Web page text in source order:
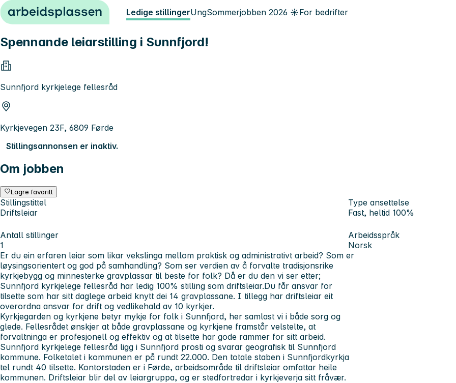
Hopp til innhold Ledige stillingerUngSommerjobben 2026 ☀️For bedrifter
Spennande leiarstilling i Sunnfjord!
Sunnfjord kyrkjelege fellesråd
Kyrkjevegen 23F, 6809 Førde
Stillingsannonsen er inaktiv.
Om jobben
Lagre favoritt
Stillingstittel
Driftsleiar
Type ansettelse
Fast, heltid 100%
Antall stillinger
1
Arbeidsspråk
Norsk
Er du ein erfaren leiar som likar vekslinga mellom praktisk og administrativt arbeid? Som er
løysingsorientert og god på samhandling? Som ser verdien av å forvalte tradisjonsrike
kyrkjebygg og minnesterke gravplassar til beste for folk? Då er du den vi ser etter;
Sunnfjord kyrkjelege fellesråd har ledig 100% stilling som driftsleiar.Du får ansvar for
tilsette som har sitt daglege arbeid knytt dei 14 gravplassane. I tillegg har driftsleiar eit
overordna ansvar for drift og vedlikehald av 10 kyrkjer.
Kyrkjegarden og kyrkjene betyr mykje for folk i Sunnfjord, her samlast vi i både sorg og
glede. Fellesrådet ønskjer at både gravplassane og kyrkjene framstår velstelte, at
forvaltninga er profesjonell og effektiv og at tilsette har gode rammer for sitt arbeid.
Sunnfjord kyrkjelege fellesråd ligg i Sunnfjord prosti og svarar geografisk til Sunnfjord
kommune. Folketalet i kommunen er på rundt 22.000. Den totale staben i Sunnfjordkyrkja
tel rundt 40 tilsette. Kontorstaden er i Førde, arbeidsområde til driftsleiar omfattar heile
kommunen. Driftsleiar blir del av leiargruppa, og er stedfortredar i kyrkjeverja sitt fråvær.